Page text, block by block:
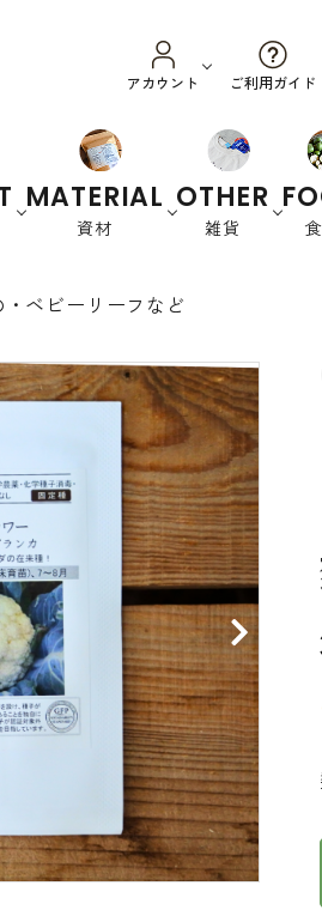
アカウント ご利用ガイド
ト
緑肥など
ア
MATERIAL
資材
OTHER
雑貨
類
ベビーリーフなど